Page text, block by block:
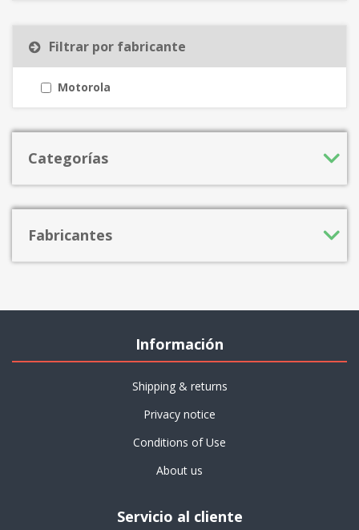
Filtrar por fabricante
Motorola
Categorías
Fabricantes
Información
Shipping & returns
Privacy notice
Conditions of Use
About us
Servicio al cliente